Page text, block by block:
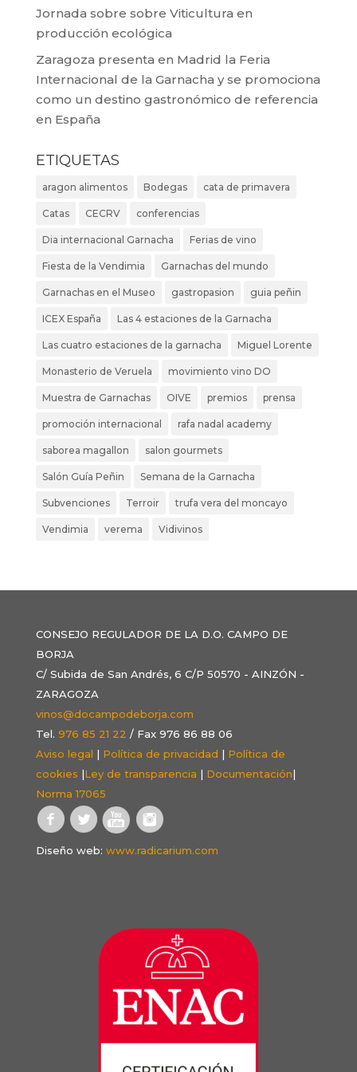
Jornada sobre sobre Viticultura en
producción ecológica
Zaragoza presenta en Madrid la Feria
Internacional de la Garnacha y se promociona
como un destino gastronómico de referencia
en España
ETIQUETAS
aragon alimentos Bodegas cata de primavera
Catas CECRV conferencias
Dia internacional Garnacha Ferias de vino
Fiesta de la Vendimia Garnachas del mundo
Garnachas en el Museo gastropasion guia peñin
ICEX España Las 4 estaciones de la Garnacha
Las cuatro estaciones de la garnacha Miguel Lorente
Monasterio de Veruela movimiento vino DO
Muestra de Garnachas OIVE premios prensa
promoción internacional rafa nadal academy
saborea magallon salon gourmets
Salón Guía Peñin Semana de la Garnacha
Subvenciones Terroir trufa vera del moncayo
Vendimia verema Vidivinos
CONSEJO REGULADOR DE LA D.O. CAMPO DE
BORJA
C/ Subida de San Andrés, 6 C/P 50570 - AINZÓN -
ZARAGOZA
vinos@docampodeborja.com
Tel. 976 85 21 22 / Fax 976 86 88 06
Aviso legal | Política de privacidad | Política de
cookies |Ley de transparencia | Documentación|
Norma 17065
Diseño web: www.radicarium.com